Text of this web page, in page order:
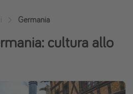
Germania
cultura allo